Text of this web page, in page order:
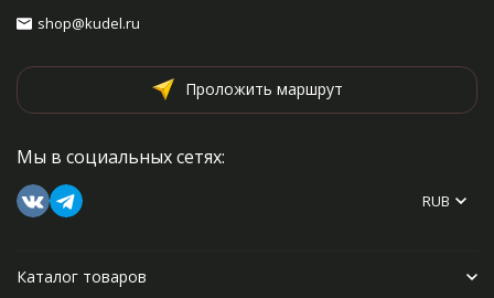
shop@kudel.ru
Проложить маршрут
Мы в социальных сетях:
RUB
Каталог товаров